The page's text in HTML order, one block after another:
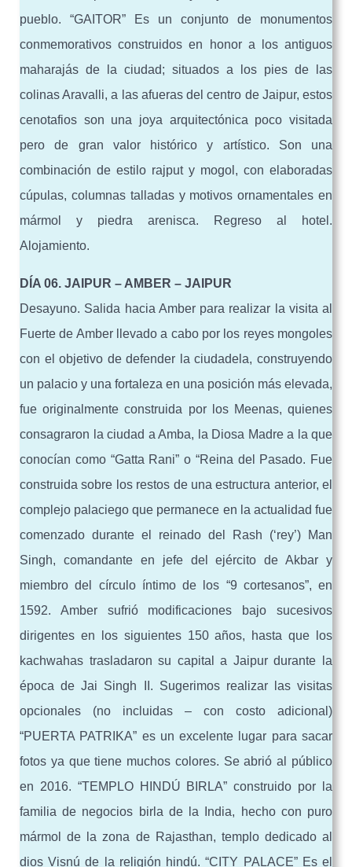
pueblo. “GAITOR” Es un conjunto de monumentos
conmemorativos construidos en honor a los antiguos
maharajás de la ciudad; situados a los pies de las
colinas Aravalli, a las afueras del centro de Jaipur, estos
cenotafios son una joya arquitectónica poco visitada
pero de gran valor histórico y artístico. Son una
combinación de estilo rajput y mogol, con elaboradas
cúpulas, columnas talladas y motivos ornamentales en
mármol y piedra arenisca. Regreso al hotel.
Alojamiento.
DÍA 06. JAIPUR – AMBER – JAIPUR
Desayuno. Salida hacia Amber para realizar la visita al
Fuerte de Amber llevado a cabo por los reyes mongoles
con el objetivo de defender la ciudadela, construyendo
un palacio y una fortaleza en una posición más elevada,
fue originalmente construida por los Meenas, quienes
consagraron la ciudad a Amba, la Diosa Madre a la que
conocían como “Gatta Rani” o “Reina del Pasado. Fue
construida sobre los restos de una estructura anterior, el
complejo palaciego que permanece en la actualidad fue
comenzado durante el reinado del Rash (‘rey’) Man
Singh, comandante en jefe del ejército de Akbar y
miembro del círculo íntimo de los “9 cortesanos”, en
1592. Amber sufrió modificaciones bajo sucesivos
dirigentes en los siguientes 150 años, hasta que los
kachwahas trasladaron su capital a Jaipur durante la
época de Jai Singh II. Sugerimos realizar las visitas
opcionales (no incluidas – con costo adicional)
“PUERTA PATRIKA” es un excelente lugar para sacar
fotos ya que tiene muchos colores. Se abrió al público
en 2016. “TEMPLO HINDÚ BIRLA” construido por la
familia de negocios birla de la India, hecho con puro
mármol de la zona de Rajasthan, templo dedicado al
dios Visnú de la religión hindú. “CITY PALACE” Es el